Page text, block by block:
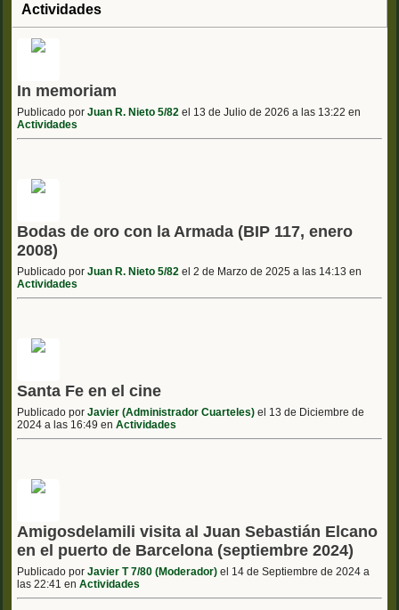
Actividades
In memoriam
Publicado por Juan R. Nieto 5/82 el 13 de Julio de 2026 a las 13:22 en
Actividades
Bodas de oro con la Armada (BIP 117, enero
2008)
Publicado por Juan R. Nieto 5/82 el 2 de Marzo de 2025 a las 14:13 en
Actividades
Santa Fe en el cine
Publicado por Javier (Administrador Cuarteles) el 13 de Diciembre de
2024 a las 16:49 en Actividades
Amigosdelamili visita al Juan Sebastián Elcano
en el puerto de Barcelona (septiembre 2024)
Publicado por Javier T 7/80 (Moderador) el 14 de Septiembre de 2024 a
las 22:41 en Actividades